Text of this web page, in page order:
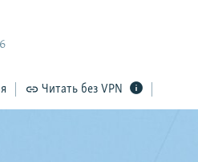
Читать без VPN